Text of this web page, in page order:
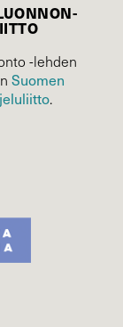
-lehden
Suomen
.